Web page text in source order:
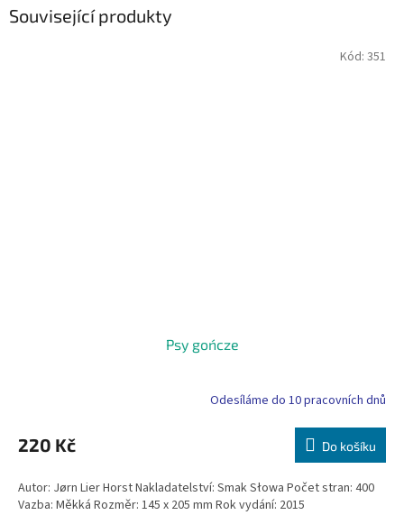
Související produkty
Psy gończe
Odesíláme do 10 pracovních dnů
220 Kč Do košíku
Autor: Jørn Lier Horst Nakladatelství: Smak Słowa Počet stran: 400
Vazba: Měkká Rozměr: 145 x 205 mm Rok vydání: 2015
Kód: 351